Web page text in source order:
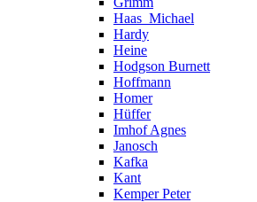
Haas_Michael
Hardy
Heine
Hodgson Burnett
Hoffmann
Homer
Hüffer
Imhof Agnes
Janosch
Kafka
Kant
Kemper Peter